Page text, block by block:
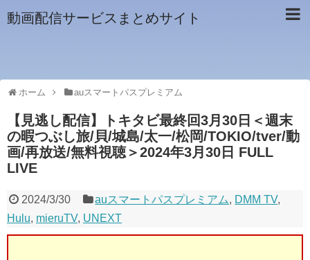
動画配信サービスまとめサイト
ホーム auスマートパスプレミアム
【見逃し配信】トキタビ最終回3月30日＜週末
の暇つぶし旅/貝/城島/太一/松岡/TOKIO/tver/動
画/再放送/無料視聴＞2024年3月30日 FULL
LIVE
2024/3/30 auスマートパスプレミアム, DMM TV,
Hulu, mieruTV, UNEXT